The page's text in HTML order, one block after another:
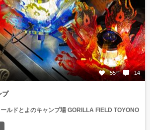
55 14
プ
ルドとよのキャンプ場 GORILLA FIELD TOYONO